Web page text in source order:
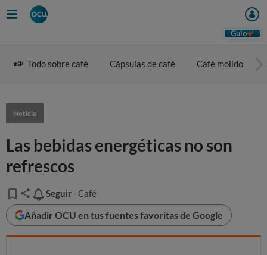
Guio
Todo sobre café Cápsulas de café Café molido
Noticia
Las bebidas energéticas no son
refrescos
Seguir
Seguir - Café
Añadir OCU en tus fuentes favoritas de Google